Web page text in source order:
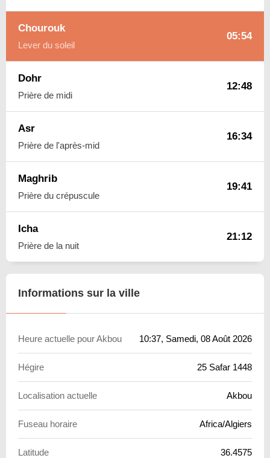
Chourouk
Lever du soleil
05:54
Dohr
Prière de midi
12:48
Asr
Prière de l'après-mid
16:34
Maghrib
Prière du crépuscule
19:41
Icha
Prière de la nuit
21:12
Informations sur la ville
Heure actuelle pour Akbou 10:37, Samedi, 08 Août 2026
Hégire 25 Safar 1448
Localisation actuelle Akbou
Fuseau horaire Africa/Algiers
Latitude 36.4575